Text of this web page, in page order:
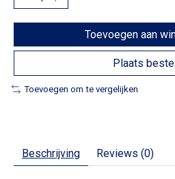
Toevoegen aan
Plaats
Toevoegen om te vergelijken
Beschrijving Reviews (0)